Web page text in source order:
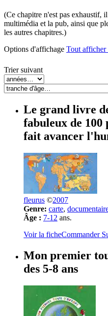
(Ce chapitre n'est pas exhaustif,
multimédia et la pub, ainsi que
les autres chapitres.)
Options d'affichage Tout afficher
Trier suivant
Le grand livre
fabuleux de 100
fait avancer
fleurus ©2007
Genre: carte,
Âge : 7-12 ans.
Voir la ficheCommander
Mon premier
des 5-8 ans